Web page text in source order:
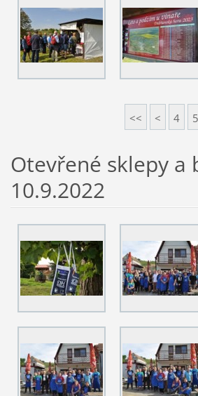
<< < 4 5
Otevřené sklepy a
10.9.2022